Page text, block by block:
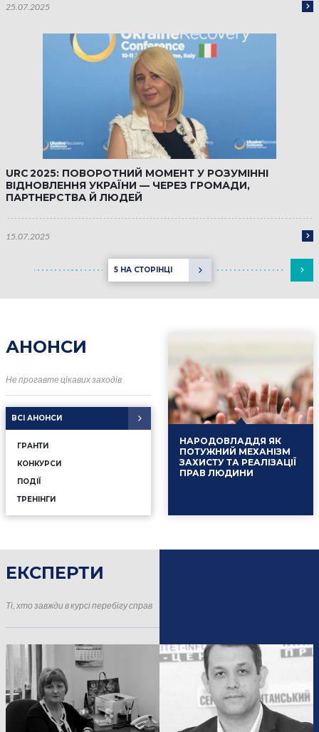
25.07.2025
URC 2025: ПОВОРОТНИЙ МОМЕНТ У РОЗУМІННІ
ВІДНОВЛЕННЯ УКРАЇНИ — ЧЕРЕЗ ГРОМАДИ,
ПАРТНЕРСТВА Й ЛЮДЕЙ
15.07.2025
5 НА СТОРІНЦІ
АНОНСИ
Не прогавте цікавих заходів
ВСІ АНОНСИ
ГРАНТИ
КОНКУРСИ
ПОДІЇ
ТРЕНІНГИ
НАРОДОВЛАДДЯ ЯК
ПОТУЖНИЙ МЕХАНІЗМ
ЗАХИСТУ ТА РЕАЛІЗАЦІЇ
ПРАВ ЛЮДИНИ
ЕКСПЕРТИ
Ті, хто завжди в курсі перебігу справ